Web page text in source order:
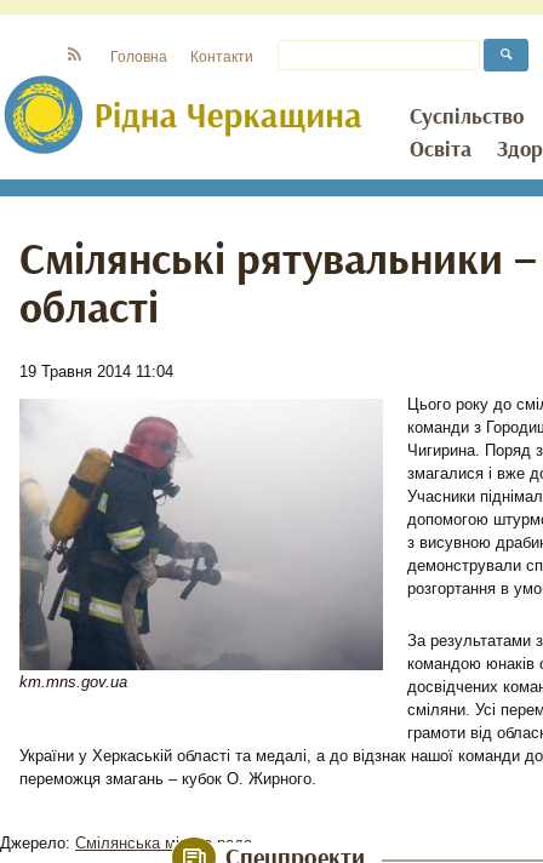
Суспільство
Освіта
Головна Контакти
Смілянські рятувальники
області
19 Травня 2014 11:04
km.mns.gov.ua
Цього року до
команди з
Чигирина. Поряд
змагалися і вже
Учасники
допомогою
з висувною
демонстрували
розгортання в
За результатами
командою юнаків
досвідчених
сміляни. Усі
грамоти від
України у Xеркаській області та медалі, а до відзнак нашої команди
переможця змагань – кубок О. Жирного.
Джерело: Смілянська міська рада